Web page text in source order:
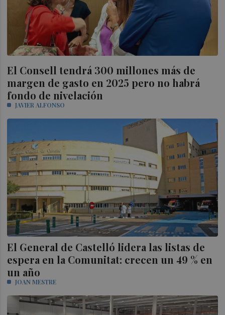
El Consell tendrá 300 millones más de
margen de gasto en 2025 pero no habrá
fondo de nivelación
JAVIER ALFONSO
El General de Castelló lidera las listas de
espera en la Comunitat: crecen un 49 % en
un año
JOAN MESTRE